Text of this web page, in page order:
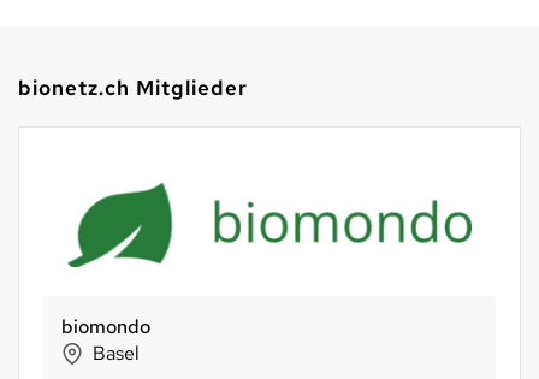
bionetz.ch Mitglieder
biomondo
Basel